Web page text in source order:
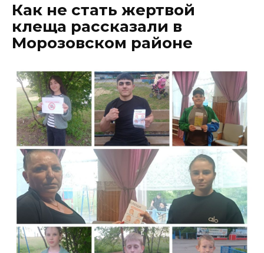
Как не стать жертвой
клеща рассказали в
Морозовском районе